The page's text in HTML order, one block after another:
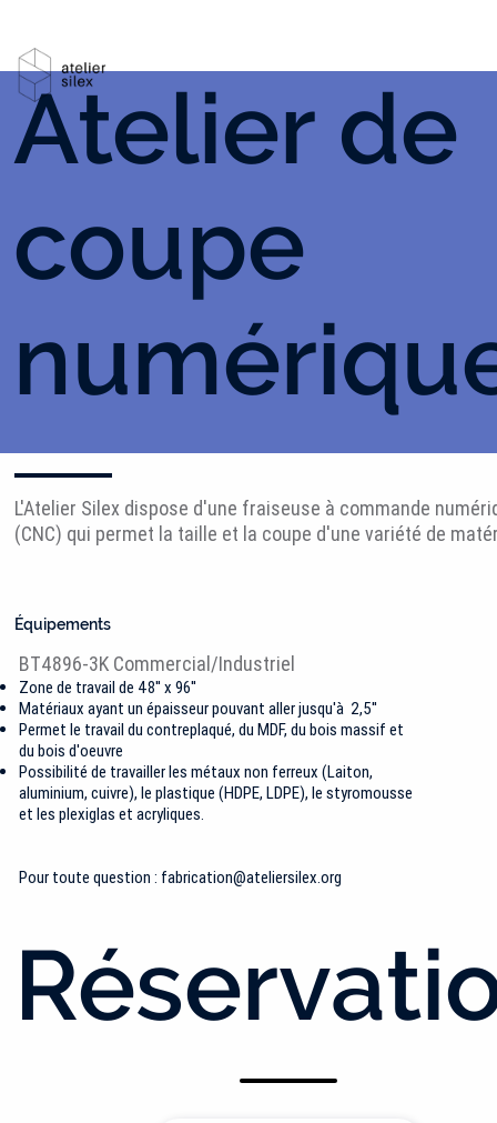
Atelier de
coupe
L'Atelier Silex dispose d'une fraiseuse à commande
(CNC) qui permet la taille et la coupe d'une variété de
Équipements
BT4896-3K Commercial/Industriel
Zone de travail de 48'' x 96''
Matériaux ayant un épaisseur pouvant aller jusqu'à 2,5''
Permet le travail du contreplaqué, du MDF, du bois massif et
du bois d'oeuvre
Possibilité de travailler les métaux non ferreux (Laiton,
aluminium, cuivre), le plastique (HDPE, LDPE), le styromousse
et les plexiglas et acryliques.
Pour toute question : fabrication@ateliersilex.org